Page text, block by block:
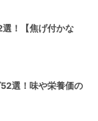
！【焦げ付かな
選！味や栄養価の